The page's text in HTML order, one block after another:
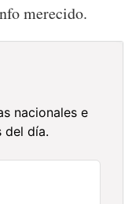
merecido.
nacionales e
del día.